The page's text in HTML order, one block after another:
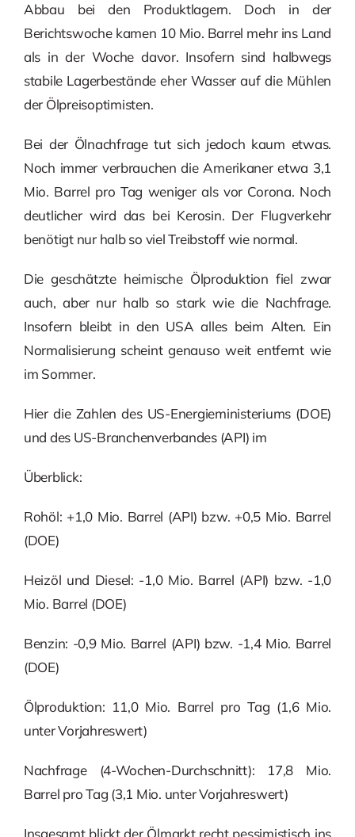
Abbau bei den Produktlagern. Doch in der
Berichtswoche kamen 10 Mio. Barrel mehr ins Land
als in der Woche davor. Insofern sind halbwegs
stabile Lagerbestände eher Wasser auf die Mühlen
der Ölpreisoptimisten.
Bei der Ölnachfrage tut sich jedoch kaum etwas.
Noch immer verbrauchen die Amerikaner etwa 3,1
Mio. Barrel pro Tag weniger als vor Corona. Noch
deutlicher wird das bei Kerosin. Der Flugverkehr
benötigt nur halb so viel Treibstoff wie normal.
Die geschätzte heimische Ölproduktion fiel zwar
auch, aber nur halb so stark wie die Nachfrage.
Insofern bleibt in den USA alles beim Alten. Ein
Normalisierung scheint genauso weit entfernt wie
im Sommer.
Hier die Zahlen des US-Energieministeriums (DOE)
und des US-Branchenverbandes (API) im
Überblick:
Rohöl: +1,0 Mio. Barrel (API) bzw. +0,5 Mio. Barrel
(DOE)
Heizöl und Diesel: -1,0 Mio. Barrel (API) bzw. -1,0
Mio. Barrel (DOE)
Benzin: -0,9 Mio. Barrel (API) bzw. -1,4 Mio. Barrel
(DOE)
Ölproduktion: 11,0 Mio. Barrel pro Tag (1,6 Mio.
unter Vorjahreswert)
Nachfrage (4-Wochen-Durchschnitt): 17,8 Mio.
Barrel pro Tag (3,1 Mio. unter Vorjahreswert)